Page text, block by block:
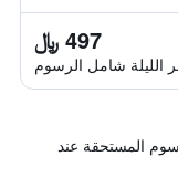
497 ﷼
الليلة شامل الرسوم
المستحقة عند